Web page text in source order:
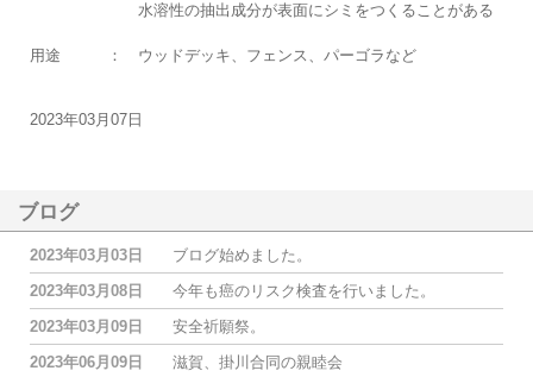
水溶性の抽出成分が表面にシミをつくることがある
用途 ： ウッドデッキ、フェンス、パーゴラなど
2023年03月07日
ブログ
2023年03月03日
ブログ始めました。
2023年03月08日
今年も癌のリスク検査を行いました。
2023年03月09日
安全祈願祭。
2023年06月09日
滋賀、掛川合同の親睦会